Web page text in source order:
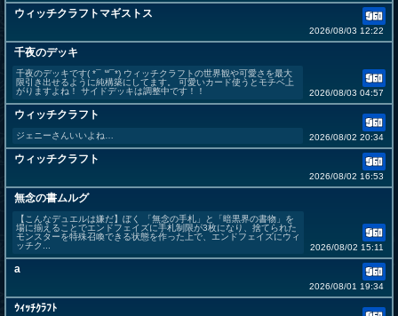
ウィッチクラフトマギストス
2026/08/03 12:22
千夜のデッキ
千夜のデッキです( *¯ ꒳¯*) ウィッチクラフトの世界観や可愛さを最大
限引き出せるように純構築にしてます。 可愛いカード使うとモチベ上
がりますよね！ サイドデッキは調整中です！！
2026/08/03 04:57
ウィッチクラフト
ジェニーさんいいよね… 2026/08/02 20:34
ウィッチクラフト
2026/08/02 16:53
無念の書ムルグ
【こんなデュエルは嫌だ】ぼく 「無念の手札」と「暗黒界の書物」を
場に揃えることでエンドフェイズに手札制限が3枚になり、捨てられた
モンスターを特殊召喚できる状態を作った上で、エンドフェイズにウィ
ッチク...
2026/08/02 15:11
a
2026/08/01 19:34
ｳｨｯﾁｸﾗﾌﾄ